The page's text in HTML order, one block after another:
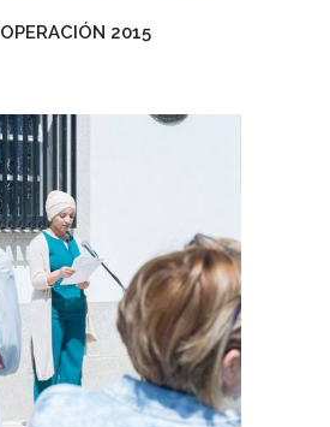
2015